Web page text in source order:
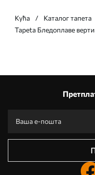
Кућа Каталог тапета
Tapeta Бледоплаве